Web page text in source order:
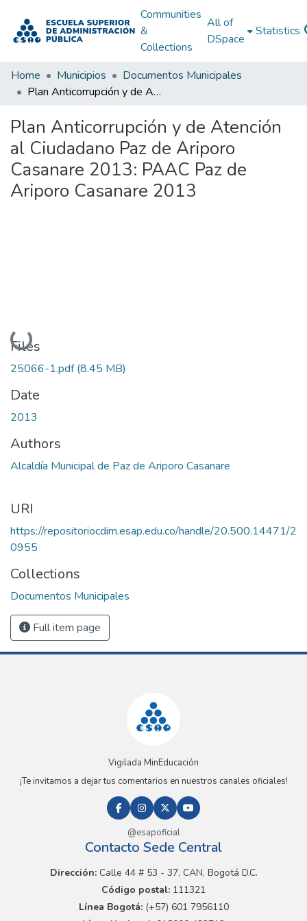
Communities
&
Collections
All of
DSpace
Statistics
Home Municipios
Documentos Municipales
Plan Anticorrupción y de Atención al Ciudadano Paz de Ariporo Casanare 2013: PAAC Paz de Ariporo Casanare 2013
Plan Anticorrupción y de Atención
al Ciudadano Paz de Ariporo
Casanare 2013: PAAC Paz de
Ariporo Casanare 2013
Loading...
Files
25066-1.pdf(8.45 MB)
Date
2013
Authors
Alcaldía Municipal de Paz de Ariporo Casanare
URI
https://repositoriocdim.esap.edu.co/handle/20.500.14471/2
0955
Collections
Documentos Municipales
Full item page
Vigilada MinEducación
¡Te invitamos a dejar tus comentarios en nuestros canales oficiales!
@esapoficial
Contacto Sede Central
Dirección:Calle 44 # 53 - 37, CAN, Bogotá D.C.
Código postal: 111321
Línea Bogotá:(+57) 601 7956110